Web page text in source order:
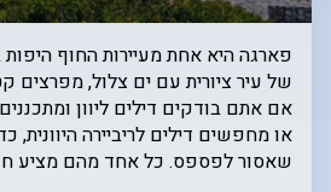
פארגה היא אחת מעיירות החוף היפות
של עיר ציורית עם ים צלול, מפרצים
אם אתם בודקים דילים ליוון
או מחפשים דילים לריביירה היוונית,
שאסור לפספס. כל אחד מהם מציע